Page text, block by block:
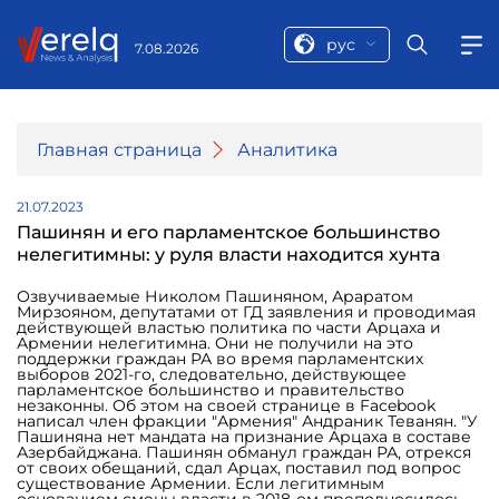
7.08.2026 рус
Главная страница Аналитика
21.07.2023
Пашинян и его парламентское большинство
нелегитимны: у руля власти находится хунта
Озвучиваемые Николом Пашиняном, Араратом
Мирзояном, депутатами от ГД заявления и проводимая
действующей властью политика по части Арцаха и
Армении нелегитимна. Они не получили на это
поддержки граждан РА во время парламентских
выборов 2021-го, следовательно, действующее
парламентское большинство и правительство
незаконны. Об этом на своей странице в Facebook
написал член фракции "Армения" Андраник Теванян. "У
Пашиняна нет мандата на признание Арцаха в составе
Азербайджана. Пашинян обманул граждан РА, отрекся
от своих обещаний, сдал Арцах, поставил под вопрос
существование Армении. Если легитимным